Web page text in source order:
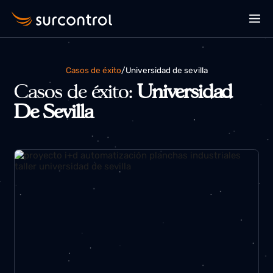
Casos de éxito/ universidad de sevilla
Casos de éxito:Universidad
De Sevilla